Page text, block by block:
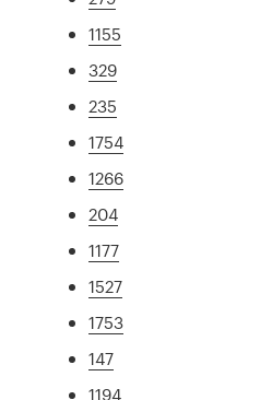
1155
329
235
1754
1266
204
1177
1527
1753
147
1194